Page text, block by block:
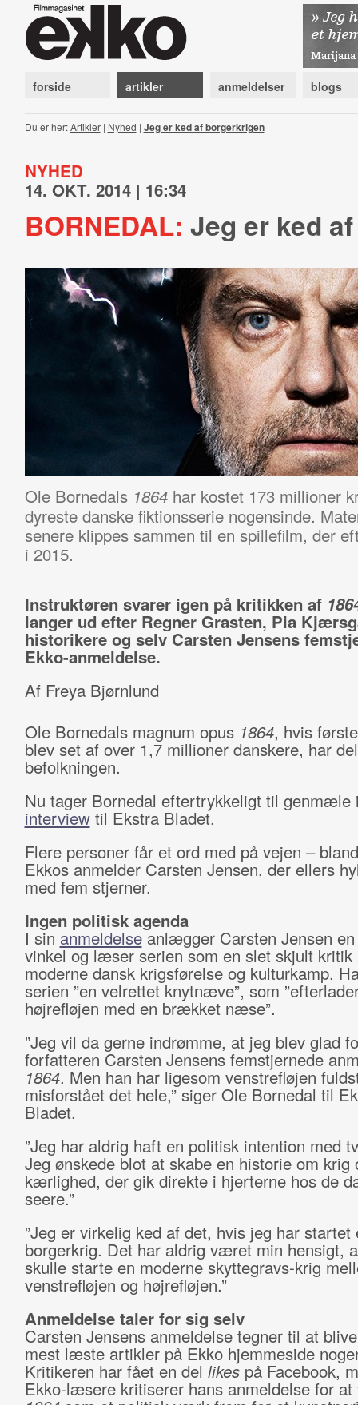
forside artikler anmeldelser blogs
Du er her:Artikler| Nyhed | Jeg er ked af borgerkrigen
NYHED
14. OKT. 2014 | 16:34
BORNEDAL: Jeg er ked
Ole Bornedals 1864 har kostet 173 millioner
dyreste danske fiktionsserie nogensinde.
senere klippes sammen til en spillefilm, der
i 2015.
Instruktøren svarer igen på kritikken af
langer ud efter Regner Grasten, Pia
historikere og selv Carsten Jensens
Ekko-anmeldelse.
Af Freya Bjørnlund
Ole Bornedals magnum opus 1864, hvis
blev set af over 1,7 millioner danskere, har
befolkningen.
Nu tager Bornedal eftertrykkeligt til genmæle
interviewtil Ekstra Bladet.
Flere personer får et ord med på vejen –
Ekkos anmelder Carsten Jensen, der ellers
med fem stjerner.
Ingen politisk agenda
I sin anmeldelseanlægger Carsten Jensen
vinkel og læser serien som en slet skjult kritik
moderne dansk krigsførelse og kulturkamp.
serien ”en velrettet knytnæve”, som
højrefløjen med en brækket næse”.
”Jeg vil da gerne indrømme, at jeg blev glad
forfatteren Carsten Jensens femstjernede
1864. Men han har ligesom venstrefløjen
misforstået det hele,” siger Ole Bornedal til
Bladet.
”Jeg har aldrig haft en politisk intention med
Jeg ønskede blot at skabe en historie om krig
kærlighed, der gik direkte i hjerterne hos de
seere.”
”Jeg er virkelig ked af det, hvis jeg har startet
borgerkrig. Det har aldrig været min hensigt,
skulle starte en moderne skyttegravs-krig
venstrefløjen og højrefløjen.”
Anmeldelse taler for sig selv
Carsten Jensens anmeldelse tegner til at
mest læste artikler på Ekko hjemmeside
Kritikeren har fået en del likespå Facebook,
Ekko-læsere kritiserer hans anmeldelse for at